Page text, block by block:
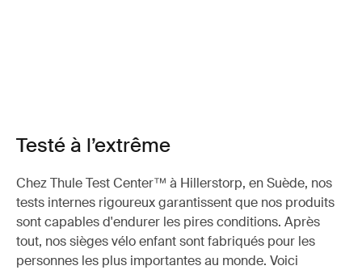
Testé à l’extrême
Chez Thule Test Center™ à Hillerstorp, en Suède, nos
tests internes rigoureux garantissent que nos produits
sont capables d'endurer les pires conditions. Après
tout, nos sièges vélo enfant sont fabriqués pour les
personnes les plus importantes au monde. Voici